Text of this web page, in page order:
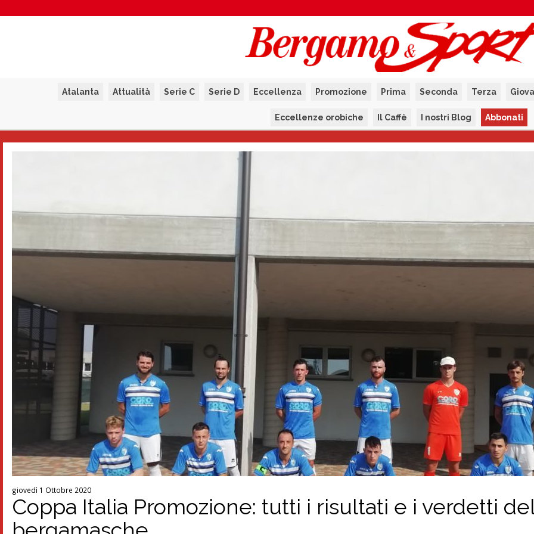
Atalanta Attualità Serie C Serie D Eccellenza Promozione Prima Seconda Terza
Eccellenze orobiche Il Caffè I nostri Blog Abbonati
giovedì 1 Ottobre 2020
Coppa Italia Promozione: tutti i risultati e i verdetti